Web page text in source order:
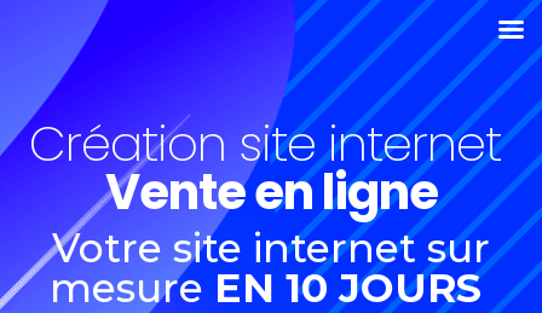
Création site internet
Vente en ligne
Votre site internet sur
mesure EN 10 JOURS